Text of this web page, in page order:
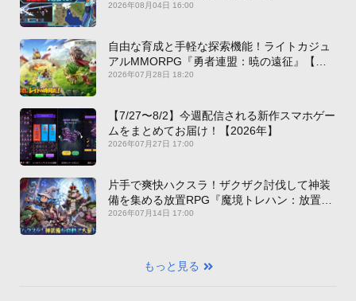
2026年08月04日 16:00
自由な育成と手軽な探索機能！ライトカジュ
アルMMORPG『勇者連盟：暁の遠征』【最
新作PICKUP】
2026年07月28日 18:20
【7/27〜8/2】今週配信される新作スマホゲー
ムをまとめてお届け！【2026年】
2026年07月27日 17:00
片手で爽快ハクスラ！ザクザク討伐して神装
備を集める放置RPG『魔境トレハン：放置で
神装備』【最新作PICKUP】
2026年07月14日 17:00
もっと見る